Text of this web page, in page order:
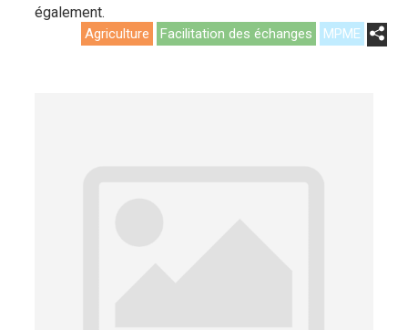
également.
Agriculture Facilitation des échanges MPME